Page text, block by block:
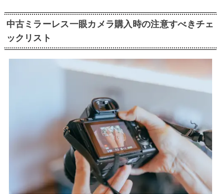
中古ミラーレス一眼カメラ購入時の注意すべきチェ
ックリスト